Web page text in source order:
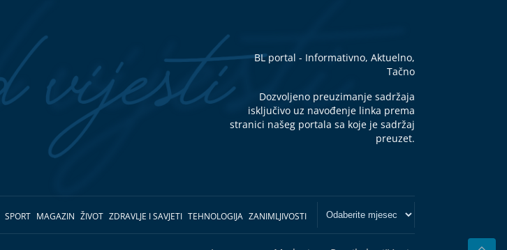
BL portal - Informativno, Aktuelno,
Tačno
Dozvoljeno preuzimanje sadržaja
isključivo uz navođenje linka prema
stranici našeg portala sa koje je sadržaj
preuzet.
SPORT MAGAZIN ŽIVOT ZDRAVLJE I SAVJETI TEHNOLOGIJA ZANIMLJIVOSTI